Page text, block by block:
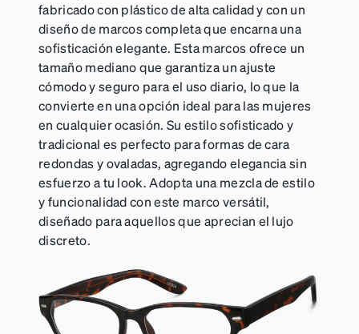
fabricado con plástico de alta calidad y con un
diseño de marcos completa que encarna una
sofisticación elegante. Esta marcos ofrece un
tamaño mediano que garantiza un ajuste
cómodo y seguro para el uso diario, lo que la
convierte en una opción ideal para las mujeres
en cualquier ocasión. Su estilo sofisticado y
tradicional es perfecto para formas de cara
redondas y ovaladas, agregando elegancia sin
esfuerzo a tu look. Adopta una mezcla de estilo
y funcionalidad con este marco versátil,
diseñado para aquellos que aprecian el lujo
discreto.